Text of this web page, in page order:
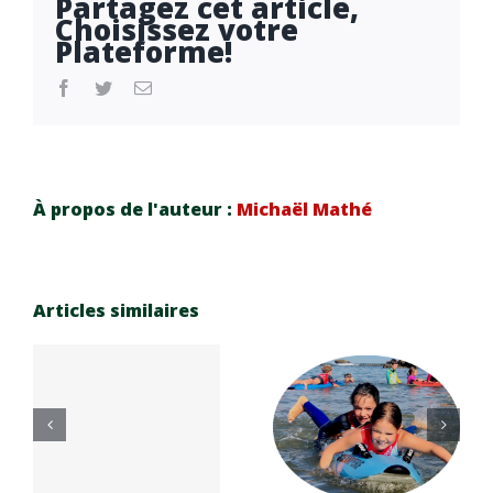
Choisissez votre
Plateforme!
facebook
twitterEmail
À propos de l'auteur : Michaël Mathé
Articles similaires
Carnaval
Cup 2026